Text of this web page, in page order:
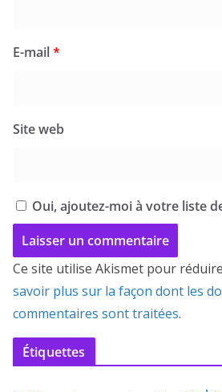
E-mail*
Site web
Oui, ajoutez-moi à votre liste
Ce site utilise Akismet pour
savoir plus sur la façon dont les
commentaires sont traitées.
Étiquettes